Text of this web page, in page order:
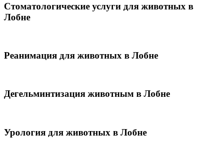
Стоматологические услуги для животных в
Лобне
Реанимация для животных в Лобне
Дегельминтизация животным в Лобне
Урология для животных в Лобне